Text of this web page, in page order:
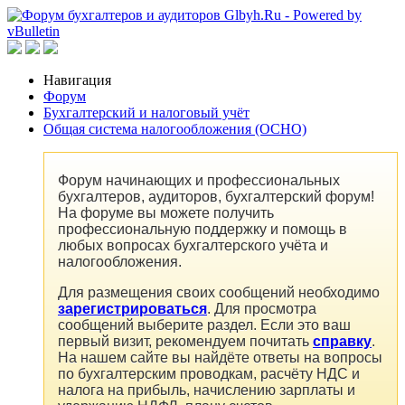
Навигация
Форум
Бухгалтерский и налоговый учёт
Общая система налогообложения (ОСНО)
Форум начинающих и профессиональных
бухгалтеров, аудиторов, бухгалтерский форум!
На форуме вы можете получить
профессиональную поддержку и помощь в
любых вопросах бухгалтерского учёта и
налогообложения.
Для размещения своих сообщений необходимо
зарегистрироваться. Для просмотра
сообщений выберите раздел. Если это ваш
первый визит, рекомендуем почитать справку.
На нашем сайте вы найдёте ответы на вопросы
по бухгалтерским проводкам, расчёту НДС и
налога на прибыль, начислению зарплаты и